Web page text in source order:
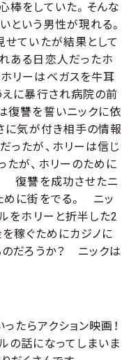
棒をしていた。そんな
という男性が現れる。
せていたが結果として
ある日恋人だったホ
リーはベガスを牛耳
えに暴行され病院の前
復讐を誓いニックに依
に気が付き相手の情報
ったが、ホリーは信じ
が、ホリーのために
復讐を成功させたニ
めに街をでる。 ニッ
をホリーと折半した2
稼ぐためにカジノに
だろうか？ ニックは
ったらアクション映画！
の話になってしまいま